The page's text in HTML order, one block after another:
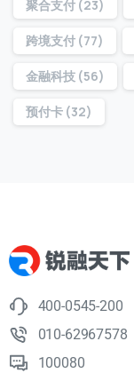
聚合支付(23)
跨境支付(77)
金融科技(56)
预付卡(32)
400-0545-200
010-62967578
100080